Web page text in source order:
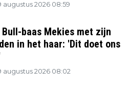
augustus 2026 08:59
Bull-baas Mekies met zijn
in het haar: 'Dit doet ons
augustus 2026 08:02